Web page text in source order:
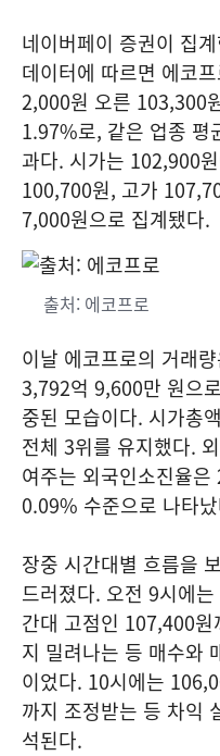
네이버페이 증권이 집
데이터에 따르면 에코
2,000원 오른 103,300
1.97%로, 같은 업종 평
과다. 시가는 102,900
100,700원, 고가
7,000원으로 집계됐다.
출처: 에코프로
이날 에코프로의 거래
3,792억 9,600만 원으
중된 모습이다. 시가총
전체 3위를 유지했다.
여주는 외국인소진율
0.09% 수준으로 나타
장중 시간대별 흐름을
드러졌다. 오전 9시에
간대 고점인 107,400
지 밀려나는 등 매수와
이었다. 10시에는
까지 조정받는 등 차익
석된다.